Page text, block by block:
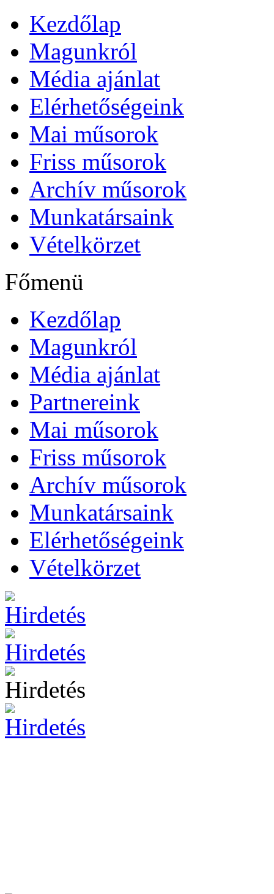
Kezdőlap
Magunkról
Média ajánlat
Elérhetőségeink
Mai műsorok
Friss műsorok
Archív műsorok
Munkatársaink
Vételkörzet
Főmenü
Kezdőlap
Magunkról
Média ajánlat
Partnereink
Mai műsorok
Friss műsorok
Archív műsorok
Munkatársaink
Elérhetőségeink
Vételkörzet